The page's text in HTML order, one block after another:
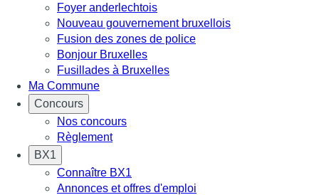
Foyer anderlechtois
Nouveau gouvernement bruxellois
Fusion des zones de police
Bonjour Bruxelles
Fusillades à Bruxelles
Ma Commune
Concours
Nos concours
Règlement
BX1
Connaître BX1
Annonces et offres d'emploi